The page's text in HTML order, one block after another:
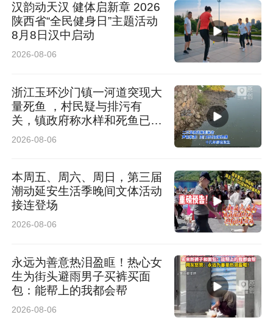
汉韵动天汉 健体启新章 2026
陕西省“全民健身日”主题活动
8月8日汉中启动
2026-08-06
浙江玉环沙门镇一河道突现大
量死鱼 ，村民疑与排污有
关，镇政府称水样和死鱼已送
检
2026-08-06
本周五、周六、周日，第三届
潮动延安生活季晚间文体活动
接连登场
2026-08-06
永远为善意热泪盈眶！热心女
生为街头避雨男子买裤买面
包：能帮上的我都会帮
2026-08-06